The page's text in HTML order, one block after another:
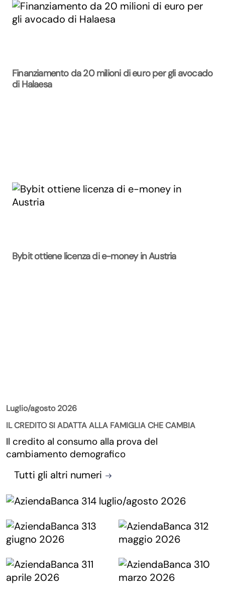
Finanziamento da 20 milioni di euro per gli avocado
di Halaesa
Bybit ottiene licenza di e-money in Austria
Luglio/agosto 2026
IL CREDITO SI ADATTA ALLA FAMIGLIA CHE CAMBIA
Il credito al consumo alla prova del
cambiamento demografico
Tutti gli altri numeri